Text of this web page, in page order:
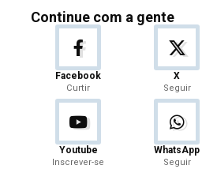
Continue com a gente
Facebook
Curtir
X
Seguir
Youtube
Inscrever-se
WhatsApp
Seguir